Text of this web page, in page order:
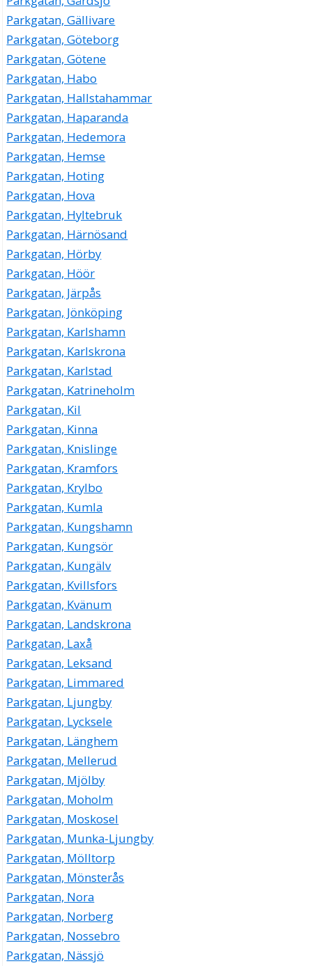
Parkgatan, Gällivare
Parkgatan, Göteborg
Parkgatan, Götene
Parkgatan, Habo
Parkgatan, Hallstahammar
Parkgatan, Haparanda
Parkgatan, Hedemora
Parkgatan, Hemse
Parkgatan, Hoting
Parkgatan, Hova
Parkgatan, Hyltebruk
Parkgatan, Härnösand
Parkgatan, Hörby
Parkgatan, Höör
Parkgatan, Järpås
Parkgatan, Jönköping
Parkgatan, Karlshamn
Parkgatan, Karlskrona
Parkgatan, Karlstad
Parkgatan, Katrineholm
Parkgatan, Kil
Parkgatan, Kinna
Parkgatan, Knislinge
Parkgatan, Kramfors
Parkgatan, Krylbo
Parkgatan, Kumla
Parkgatan, Kungshamn
Parkgatan, Kungsör
Parkgatan, Kungälv
Parkgatan, Kvillsfors
Parkgatan, Kvänum
Parkgatan, Landskrona
Parkgatan, Laxå
Parkgatan, Leksand
Parkgatan, Limmared
Parkgatan, Ljungby
Parkgatan, Lycksele
Parkgatan, Länghem
Parkgatan, Mellerud
Parkgatan, Mjölby
Parkgatan, Moholm
Parkgatan, Moskosel
Parkgatan, Munka-Ljungby
Parkgatan, Mölltorp
Parkgatan, Mönsterås
Parkgatan, Nora
Parkgatan, Norberg
Parkgatan, Nossebro
Parkgatan, Nässjö